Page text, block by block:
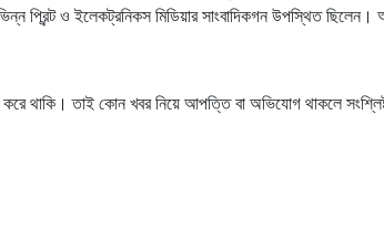
প্রিন্ট ও ইলেকট্রনিকস মিডিয়ার সাংবাদিকগন উপস্থিত ছিলেন।
থাকি। তাই কোন খবর নিয়ে আপত্তি বা অভিযোগ থাকলে